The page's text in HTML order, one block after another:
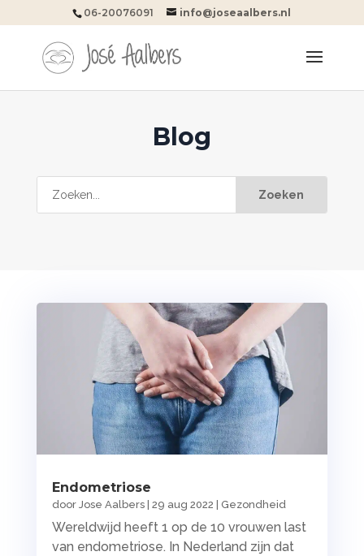
06-20076091 info@joseaalbers.nl
Blog
Endometriose
door Jose Aalbers| 29 aug 2022 | Gezondheid
Wereldwijd heeft 1 op de 10 vrouwen last
van endometriose. In Nederland zijn dat